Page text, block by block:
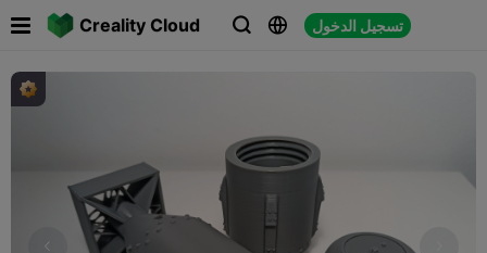
Creality Cloud   تسجيل الدخول